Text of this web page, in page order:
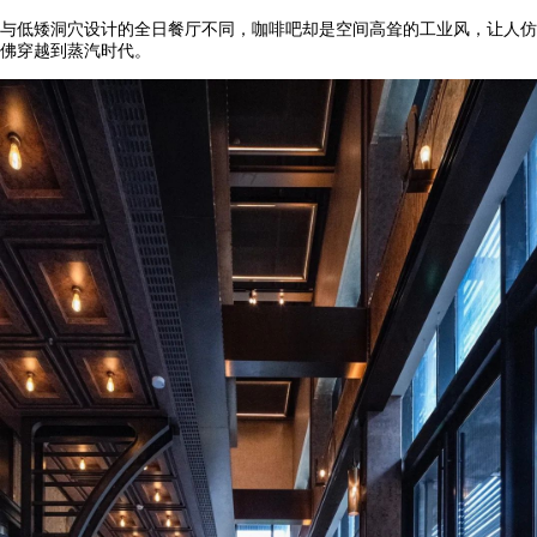
与低矮洞穴设计的全日餐厅不同，咖啡吧却是空间高耸的工业风，让人仿
佛穿越到蒸汽时代。